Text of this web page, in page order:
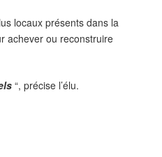
locaux présents dans la
achever ou reconstruire
“, précise l’élu.